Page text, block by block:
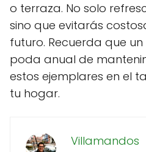
o terraza. No solo
sino que evitarás
futuro. Recuerda que
poda anual de
estos ejemplares en el
tu hogar.
Villamandos